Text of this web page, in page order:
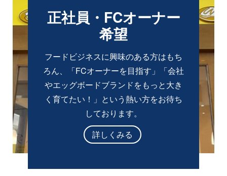
正社員・FCオーナー
希望
フードビジネスに興味のある方はもち
ろん、「FCオーナーを目指す」「会社
やエッグボードブランドをもっと大き
く育てたい！」という熱い方をお待ち
しております。
詳しくみる